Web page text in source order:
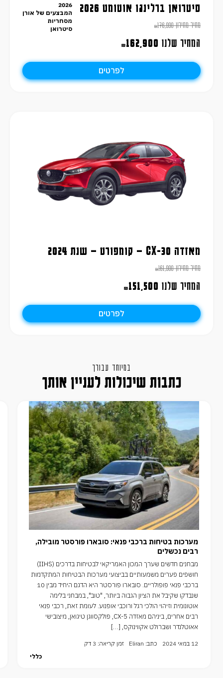
סיטרואן ברלינגו אוטומט 2026
מחיר מחירון ₪176,990
המחיר שלנו ₪162,900
2026
המבצעים של אורן
מסחריות
סיטרואן
לפרטים
מאזדה CX-30 – קומפורט – שנת 2024
מחיר מחירון ₪161,900
המחיר שלנו ₪151,500
לפרטים
במיוחד עבורך
כתבות שיכולות לעניין אותך
מערכות בטיחות ברכבי פנאי: סובארו פורסטר מובילה,
רבים נכשלים
מבחנים חדשים שערך המכון האמריקאי לבטיחות בדרכים (IIHS)
חושפים פערים משמעותיים בביצועי מערכות הבטיחות המתקדמות
ברכבי פנאי פופולריים. סובארו פורסטר היא הדגם היחיד מבין 10
שנבדקו שקיבל את הציון הגבוה ביותר, "טוב", במבחני בלימה
אוטונומית וזיהוי הולכי רגל ורוכבי אופנוע. לעומת זאת, רכבי פנאי
רבים אחרים, ביניהם מאזדה CX-5, פולקסווגן טיגואן, מיצובישי
אאוטלנדר ושברולט אקווינוקס, […]
12 במאי 2024 כתב: Eliran
זמן קריאה: 3 דק
כללי